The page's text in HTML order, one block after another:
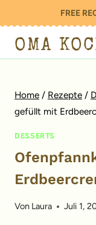
Inhalt
springen
FREE
OMA
Home / Rezepte /
gefüllt mit
DESSERTS
Von Laura Juli 1,